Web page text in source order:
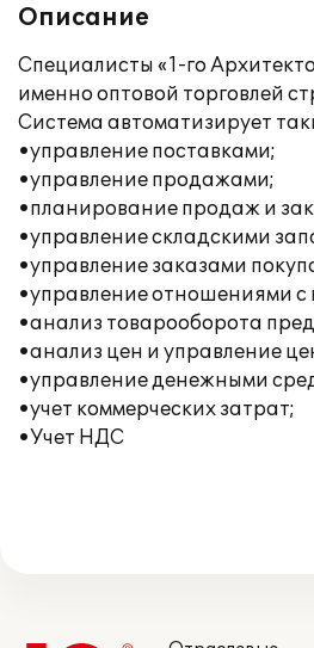
Описание
Специалисты «1-го
именно оптовой торговлей
Система автоматизирует
•управление поставками;
•управление продажами;
•планирование продаж и
•управление складскими
•управление заказами
•управление отношениями с
•анализ товарооборота
•анализ цен и управление
•управление денежными
•учет коммерческих затрат;
•Учет НДС